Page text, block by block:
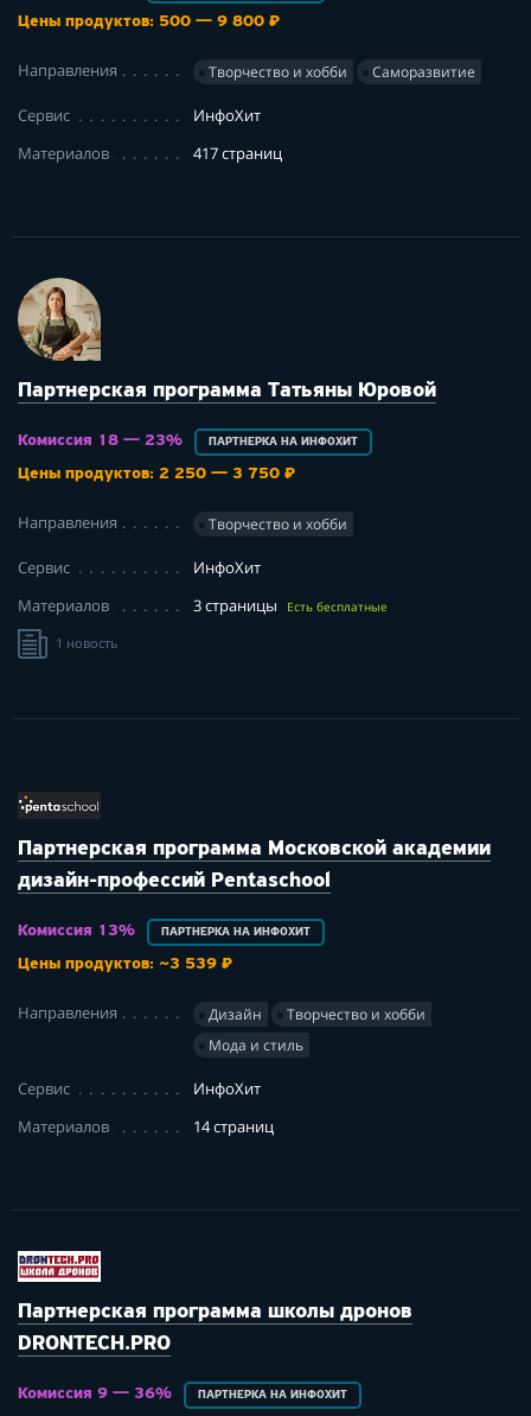
Цены продуктов: 500 — 9 800 ₽
Направления Творчество и хобби Саморазвитие
Сервис
ИнфоХит
Материалов
417 страниц
Партнерская программа Татьяны Юровой
Комиссия 18 — 23% ПАРТНЕРКА НА ИНФОХИТ
Цены продуктов: 2 250 — 3 750 ₽
Направления Творчество и хобби
Сервис
ИнфоХит
Материалов
3 страницы Есть бесплатные
1 новость
Партнерская программа Московской академии
дизайн-профессий Pentaschool
Комиссия 13% ПАРТНЕРКА НА ИНФОХИТ
Цены продуктов: ~3 539 ₽
Направления Дизайн
Творчество и хобби
Мода и стиль
Сервис
ИнфоХит
Материалов
14 страниц
Партнерская программа школы дронов
DRONTECH.PRO
Комиссия 9 — 36% ПАРТНЕРКА НА ИНФОХИТ